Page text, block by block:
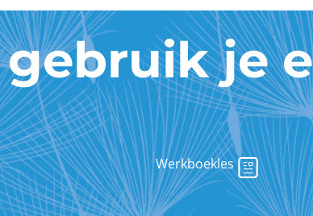
je
Werkboekles